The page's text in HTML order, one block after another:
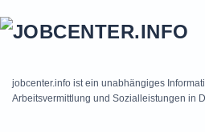
jobcenter.info ist ein unabhängiges
Arbeitsvermittlung und Sozialleistungen in